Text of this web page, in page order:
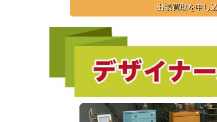
出張買取を申し